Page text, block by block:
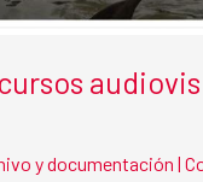
y documentación |